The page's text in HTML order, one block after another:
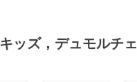
ッズ，デュモルチェ